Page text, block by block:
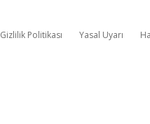
Gizlilik Politikası Yasal Uyarı